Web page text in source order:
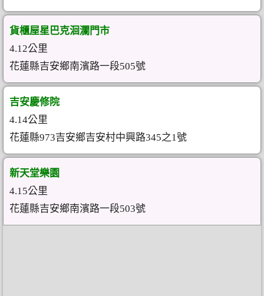
貨櫃屋星巴克洄瀾門市
4.12公里
花蓮縣吉安鄉南濱路一段505號
吉安慶修院
4.14公里
花蓮縣973吉安鄉吉安村中興路345之1號
新天堂樂園
4.15公里
花蓮縣吉安鄉南濱路一段503號